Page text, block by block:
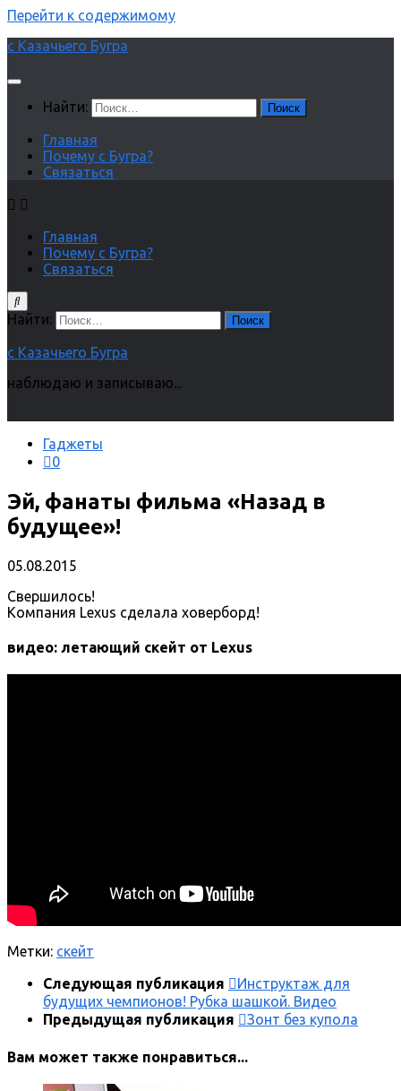
Перейти к содержимому
с Казачьего Бугра
Найти:
Главная
Почему с Бугра?
Связаться
Главная
Почему с Бугра?
Связаться
Найти:
с Казачьего Бугра
наблюдаю и записываю...
Гаджеты
0
Эй, фанаты фильма «Назад в
будущее»!
05.08.2015
Свершилось!
Компания Lexus сделала ховерборд!
видео: летающий скейт от Lexus
Метки: скейт
Следующая публикация
Инструктаж для
будущих чемпионов! Рубка шашкой. Видео
Предыдущая публикация
Зонт без купола
Вам может также понравиться...